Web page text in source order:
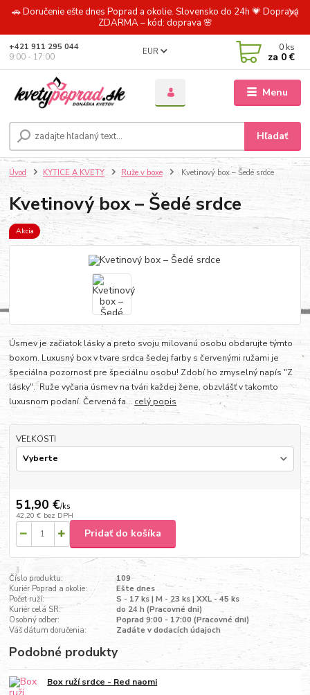
🚗 Doručenie ešte dnes Poprad a okolie. Slovensko do 24h 💗 Doprava
ZDARMA – kód: doprava 🌸
Menu
EUR
Hľadať
+421 911 295 044
9:00 - 17:00
0 ks
za 0 €
Úvod KYTICE A KVETY Ruže v boxe Kvetinový box – Šedé srdce
Kvetinový box – Šedé srdce
Akcia
Úsmev je začiatok lásky a preto svoju milovanú osobu obdarujte týmto
boxom. Luxusný box v tvare srdca šedej farby s červenými ružami je
špeciálna pozornosť pre špeciálnu osobu! Zdobí ho zmyselný napís "Z
lásky". Ruže vyčaria úsmev na tvári každej žene, obzvlášť v takomto
luxusnom podaní. Červená fa... celý popis
VEĽKOSTI
51,90 €/ks
42,20 € bez DPH
Pridať do košíka
Číslo produktu:
109
Kuriér Poprad a okolie:
Ešte dnes
Počet ruží:
S - 17 ks | M - 23 ks | XXL - 45 ks
Kuriér celá SR:
do 24 h (Pracovné dni)
Osobný odber:
Poprad 9:00 - 17:00 (Pracovné dni)
Váš dátum doručenia:
Zadáte v dodacích údajoch
Podobné produkty
Box ruží srdce - Red naomi